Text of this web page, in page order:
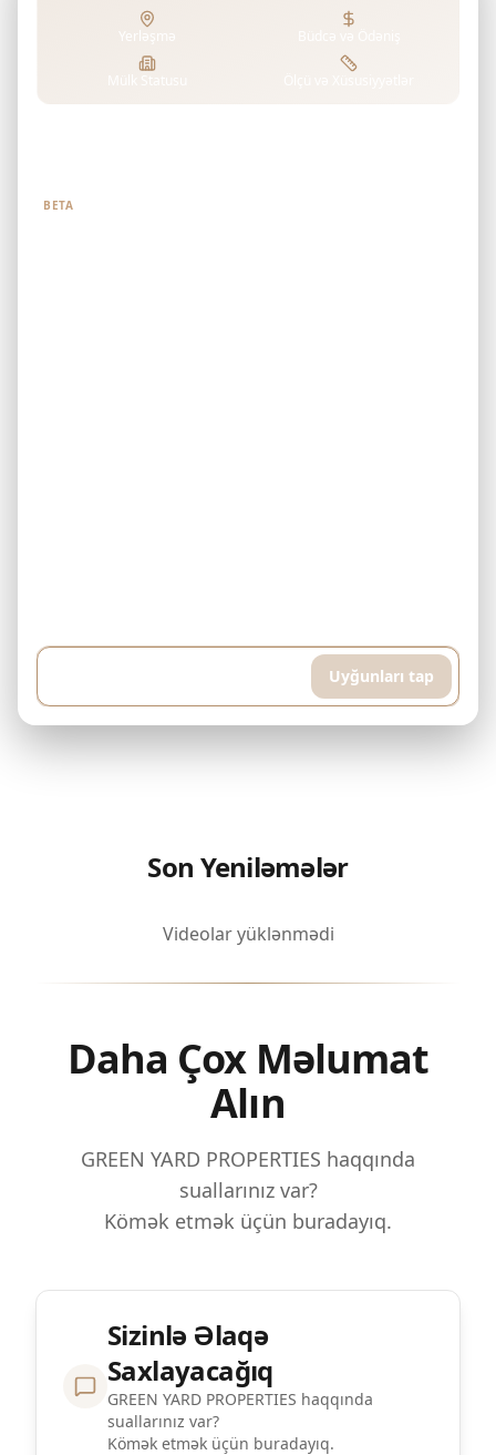
Yerləşmə
BETA
Uyğunları tap
Son Yeniləmələr
Videolar yüklənmədi
Daha Çox Məlumat
Alın
GREEN YARD PROPERTIES haqqında
suallarınız var?
Kömək etmək üçün buradayıq.
Sizinlə Əlaqə
Saxlayacağıq
GREEN YARD PROPERTIES haqqında
suallarınız var?
Kömək etmək üçün buradayıq.